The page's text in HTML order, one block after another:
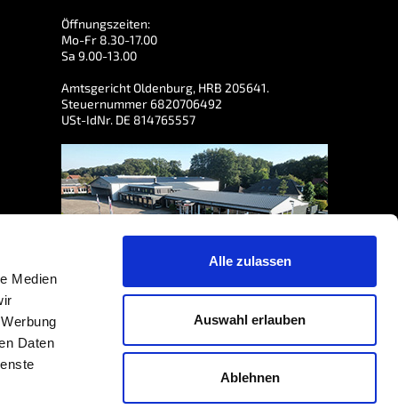
Medien
Daten
Alle zulassen
Auswahl erlauben
Ablehnen
Öffnungszeiten:
Mo-Fr 8.30-17.00
Sa 9.00-13.00
Amtsgericht Oldenburg, HRB 205641.
Steuernummer 6820706492
USt-IdNr. DE 814765557
/5 bewertet, basierend auf der Grundlage von 188